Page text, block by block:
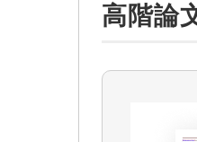
高階論